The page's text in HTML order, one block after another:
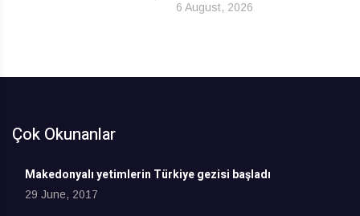
6 August, 2026
Çok Okunanlar
Makedonyalı yetimlerin Türkiye gezisi başladı
29 June, 2017